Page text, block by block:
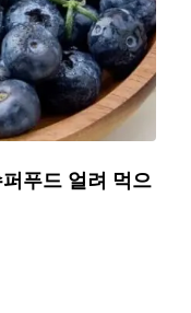
푸드 얼려 먹으